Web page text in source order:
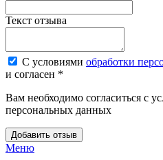
Текст отзыва
С условиями обработки
и согласен *
Вам необходимо согласиться с
персональных данных
Добавить отзыв
Меню